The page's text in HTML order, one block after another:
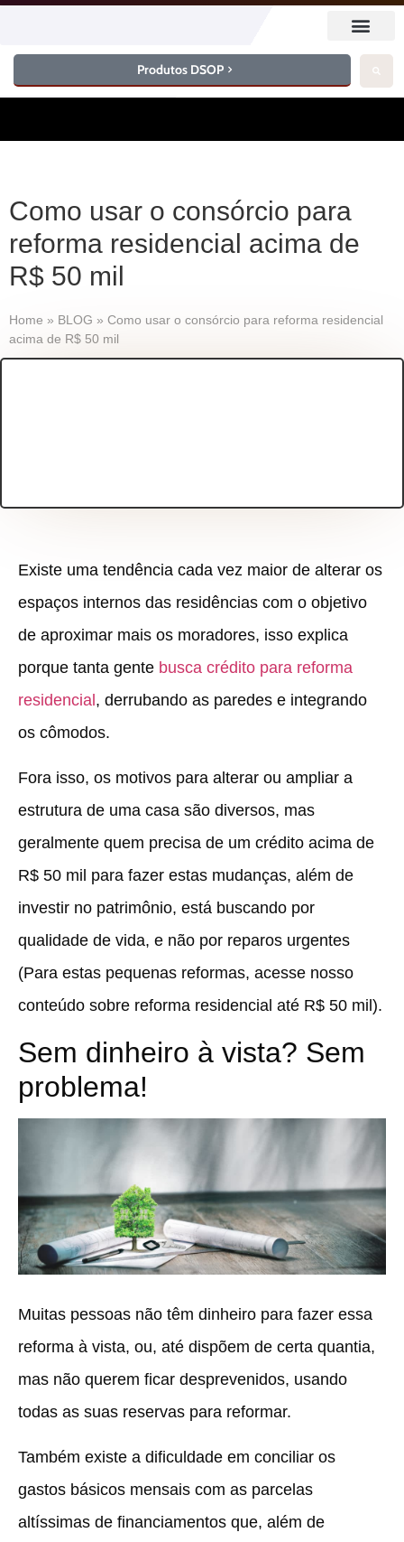
Produtos DSOP
Como usar o consórcio para
reforma residencial acima de
R$ 50 mil
Home » BLOG » Como usar o consórcio para reforma residencial
acima de R$ 50 mil
Existe uma tendência cada vez maior de alterar os
espaços internos das residências com o objetivo
de aproximar mais os moradores, isso explica
porque tanta gente busca crédito para reforma
residencial , derrubando as paredes e integrando
os cômodos.
Fora isso, os motivos para alterar ou ampliar a
estrutura de uma casa são diversos, mas
geralmente quem precisa de um crédito acima de
R$ 50 mil para fazer estas mudanças, além de
investir no patrimônio, está buscando por
qualidade de vida, e não por reparos urgentes
(Para estas pequenas reformas, acesse nosso
conteúdo sobre reforma residencial até R$ 50 mil).
Sem dinheiro à vista? Sem
problema!
Muitas pessoas não têm dinheiro para fazer essa
reforma à vista, ou, até dispõem de certa quantia,
mas não querem ficar desprevenidos, usando
todas as suas reservas para reformar.
Também existe a dificuldade em conciliar os
gastos básicos mensais com as parcelas
altíssimas de financiamentos que, além de